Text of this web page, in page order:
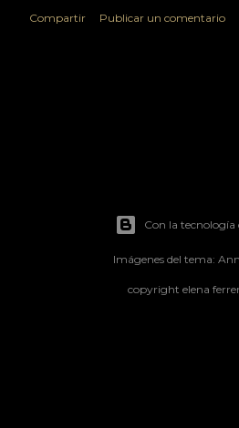
Compartir Publicar un comentario
Con la tecnología
Imágenes del tema:
copyright elena